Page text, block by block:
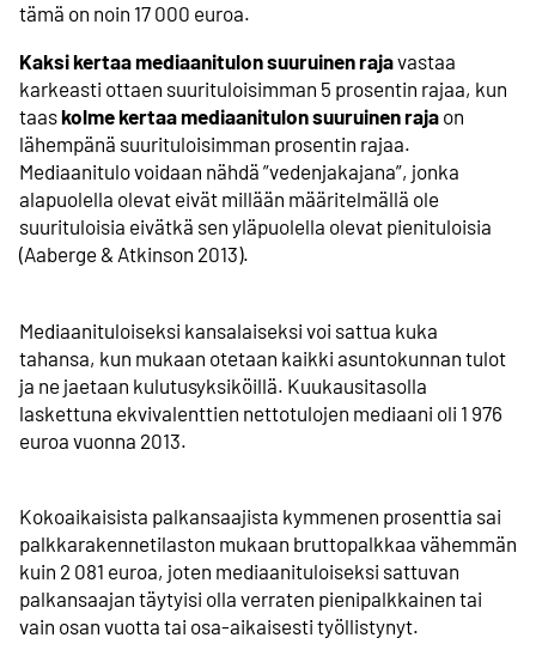
tämä on noin 17 000 euroa.
Kaksi kertaa mediaanitulon suuruinen rajavastaa
karkeasti ottaen suurituloisimman 5 prosentin rajaa, kun
taaskolme kertaa mediaanitulon suuruinen raja on
lähempänä suurituloisimman prosentin rajaa.
Mediaanitulo voidaan nähdä ”vedenjakajana”, jonka
alapuolella olevat eivät millään määritelmällä ole
suurituloisia eivätkä sen yläpuolella olevat pienituloisia
(Aaberge & Atkinson 2013).
Mediaanituloiseksi kansalaiseksi voi sattua kuka
tahansa, kun mukaan otetaan kaikki asuntokunnan tulot
ja ne jaetaan kulutusyksiköillä. Kuukausitasolla
laskettuna ekvivalenttien nettotulojen mediaani oli 1 976
euroa vuonna 2013.
Kokoaikaisista palkansaajista kymmenen prosenttia sai
palkkarakennetilaston mukaan bruttopalkkaa vähemmän
kuin 2 081 euroa, joten mediaanituloiseksi sattuvan
palkansaajan täytyisi olla verraten pienipalkkainen tai
vain osan vuotta tai osa-aikaisesti työllistynyt.